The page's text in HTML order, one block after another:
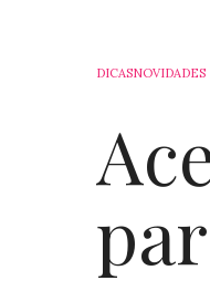
DICASNOVIDADES